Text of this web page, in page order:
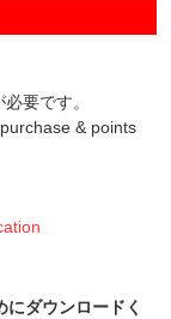
要です。
& points
ダウンロードく